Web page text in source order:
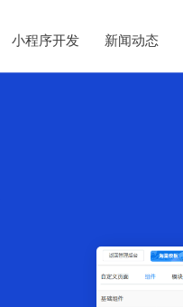
小程序开发 新闻动态